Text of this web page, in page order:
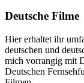
Deutsche Filme
Hier erhaltet ihr
deutschen und
mich vorrangig mit
Deutschen